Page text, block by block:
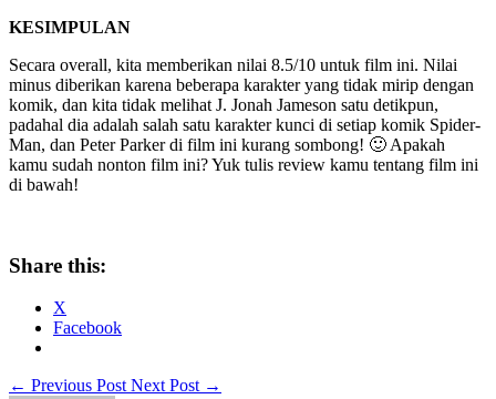
KESIMPULAN
Secara overall, kita memberikan nilai 8.5/10 untuk film ini. Nilai
minus diberikan karena beberapa karakter yang tidak mirip dengan
komik, dan kita tidak melihat J. Jonah Jameson satu detikpun,
padahal dia adalah salah satu karakter kunci di setiap komik Spider-
Man, dan Peter Parker di film ini kurang sombong! 🙂 Apakah
kamu sudah nonton film ini? Yuk tulis review kamu tentang film ini
di bawah!
Share this:
X
Facebook
← Previous Post Next Post →